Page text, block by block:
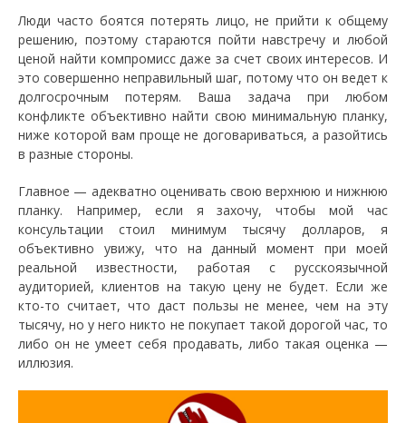
Люди часто боятся потерять лицо, не прийти к общему
решению, поэтому стараются пойти навстречу и любой
ценой найти компромисс даже за счет своих интересов. И
это совершенно неправильный шаг, потому что он ведет к
долгосрочным потерям. Ваша задача при любом
конфликте объективно найти свою минимальную планку,
ниже которой вам проще не договариваться, а разойтись
в разные стороны.
Главное — адекватно оценивать свою верхнюю и нижнюю
планку. Например, если я захочу, чтобы мой час
консультации стоил минимум тысячу долларов, я
объективно увижу, что на данный момент при моей
реальной известности, работая с русскоязычной
аудиторией, клиентов на такую цену не будет. Если же
кто-то считает, что даст пользы не менее, чем на эту
тысячу, но у него никто не покупает такой дорогой час, то
либо он не умеет себя продавать, либо такая оценка —
иллюзия.